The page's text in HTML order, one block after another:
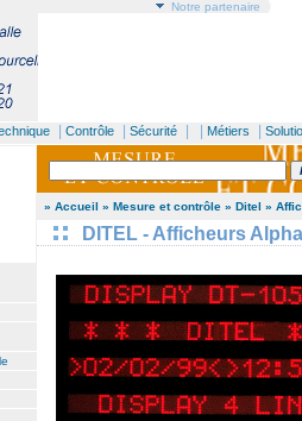
Notre partenaire
Contrôle Sécurité Métiers
» Accueil » Mesure et contrôle » Ditel »
DITEL - Afficheurs